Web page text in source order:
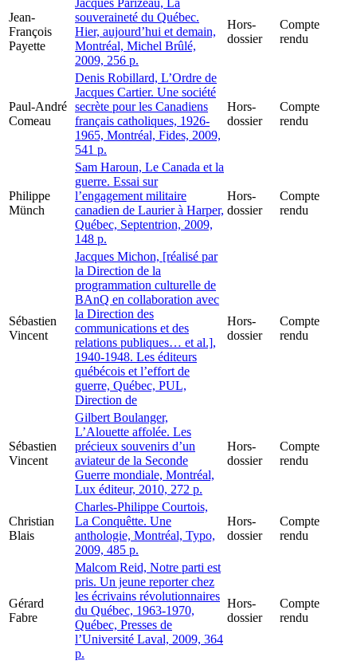
Jean-
François
Payette
souveraineté du Québec.
Hier, aujourd’hui et demain,
Montréal, Michel Brûlé,
2009, 256 p.
Hors-
dossier
Compte
rendu
Paul-André
Comeau
Denis Robillard, L’Ordre de
Jacques Cartier. Une société
secrète pour les Canadiens
français catholiques, 1926-
1965, Montréal, Fides, 2009,
541 p.
Hors-
dossier
Compte
rendu
Philippe
Münch
Sam Haroun, Le Canada et la
guerre. Essai sur
l’engagement militaire
canadien de Laurier à Harper,
Québec, Septentrion, 2009,
148 p.
Hors-
dossier
Compte
rendu
Sébastien
Vincent
Jacques Michon, [réalisé par
la Direction de la
programmation culturelle de
BAnQ en collaboration avec
la Direction des
communications et des
relations publiques… et al.],
1940-1948. Les éditeurs
québécois et l’effort de
guerre, Québec, PUL,
Direction de
Hors-
dossier
Compte
rendu
Sébastien
Vincent
Gilbert Boulanger,
L’Alouette affolée. Les
précieux souvenirs d’un
aviateur de la Seconde
Guerre mondiale, Montréal,
Lux éditeur, 2010, 272 p.
Hors-
dossier
Compte
rendu
Christian
Blais
Charles-Philippe Courtois,
La Conquêtte. Une
anthologie, Montréal, Typo,
2009, 485 p.
Hors-
dossier
Compte
rendu
Gérard
Fabre
Malcom Reid, Notre parti est
pris. Un jeune reporter chez
les écrivains révolutionnaires
du Québec, 1963-1970,
Québec, Presses de
l’Université Laval, 2009, 364
p.
Hors-
dossier
Compte
rendu